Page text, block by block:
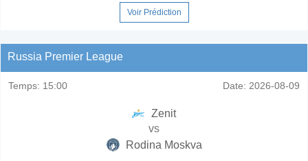
Voir Prédiction
Russia Premier League
Temps: 15:00 Date: 2026-08-09
Zenit
vs
Rodina Moskva